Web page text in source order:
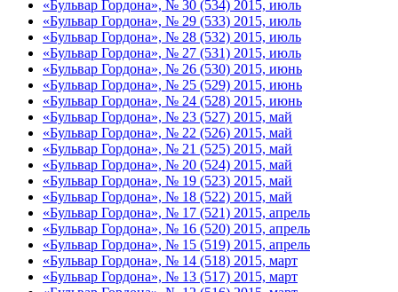
«Бульвар Гордона», № 30 (534) 2015, июль
«Бульвар Гордона», № 29 (533) 2015, июль
«Бульвар Гордона», № 28 (532) 2015, июль
«Бульвар Гордона», № 27 (531) 2015, июль
«Бульвар Гордона», № 26 (530) 2015, июнь
«Бульвар Гордона», № 25 (529) 2015, июнь
«Бульвар Гордона», № 24 (528) 2015, июнь
«Бульвар Гордона», № 23 (527) 2015, май
«Бульвар Гордона», № 22 (526) 2015, май
«Бульвар Гордона», № 21 (525) 2015, май
«Бульвар Гордона», № 20 (524) 2015, май
«Бульвар Гордона», № 19 (523) 2015, май
«Бульвар Гордона», № 18 (522) 2015, май
«Бульвар Гордона», № 17 (521) 2015, апрель
«Бульвар Гордона», № 16 (520) 2015, апрель
«Бульвар Гордона», № 15 (519) 2015, апрель
«Бульвар Гордона», № 14 (518) 2015, март
«Бульвар Гордона», № 13 (517) 2015, март